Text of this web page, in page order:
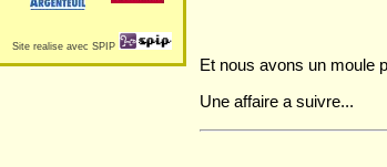
Et nous avons un moule
Une affaire a suivre...
Site realise avec SPIP